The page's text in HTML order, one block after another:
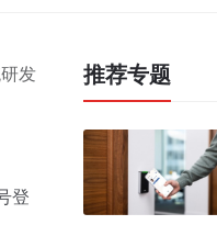
发
登
推荐专题